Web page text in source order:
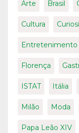
Arte Brasil
Cultura
Entretenimento
Florença
ISTAT Itália
Milão Moda
Papa Leão XIV